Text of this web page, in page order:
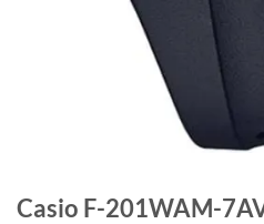
Casio F-201WAM-